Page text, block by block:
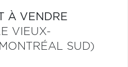
À VENDRE
VIEUX-
SUD)